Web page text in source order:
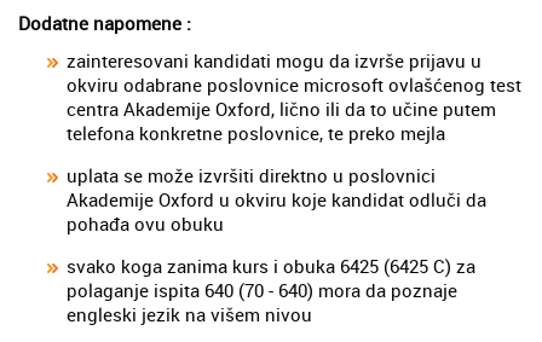
Dodatne napomene :
zainteresovani kandidati mogu da izvrše prijavu u
okviru odabrane poslovnice microsoft ovlašćenog test
centra Akademije Oxford, lično ili da to učine putem
telefona konkretne poslovnice, te preko mejla
uplata se može izvršiti direktno u poslovnici
Akademije Oxford u okviru koje kandidat odluči da
pohađa ovu obuku
svako koga zanima kurs i obuka 6425 (6425 C) za
polaganje ispita 640 (70 - 640) mora da poznaje
engleski jezik na višem nivou